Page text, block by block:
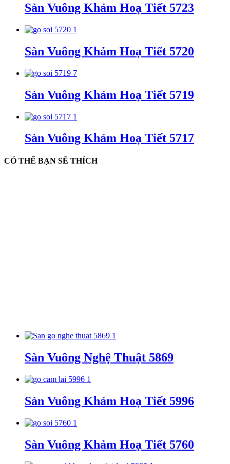
Sàn Vuông Khảm Hoạ Tiết 5723
Sàn Vuông Khảm Hoạ Tiết 5720
Sàn Vuông Khảm Hoạ Tiết 5719
Sàn Vuông Khảm Hoạ Tiết 5717
CÓ THỂ BẠN SẼ THÍCH
Sàn Vuông Nghệ Thuật 5869
Sàn Vuông Khảm Hoạ Tiết 5996
Sàn Vuông Khảm Hoạ Tiết 5760